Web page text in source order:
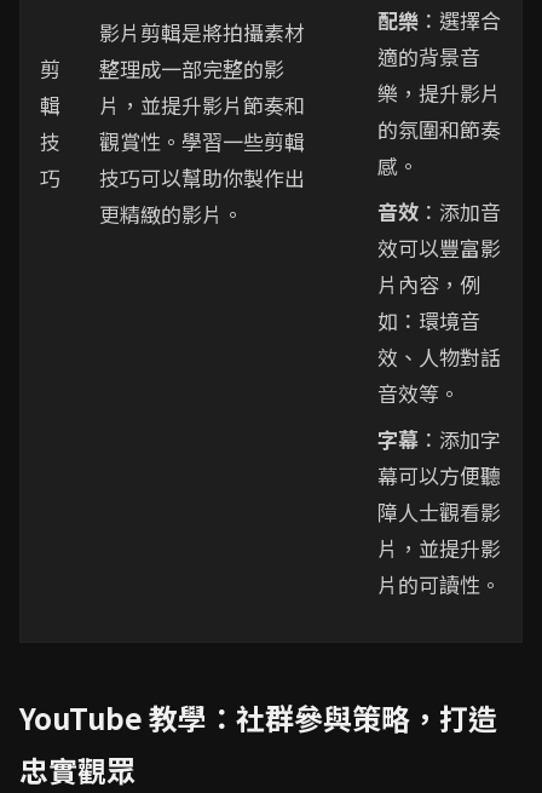
剪
輯
技
巧
影片剪輯是將拍攝素材
整理成一部完整的影
片，並提升影片節奏和
觀賞性。學習一些剪輯
技巧可以幫助你製作出
更精緻的影片。
配樂 ：選擇合
適的背景音
樂，提升影片
的氛圍和節奏
感。
音效 ：添加音
效可以豐富影
片內容，例
如：環境音
效、人物對話
音效等。
字幕 ：添加字
幕可以方便聽
障人士觀看影
片，並提升影
片的可讀性。
YouTube 教學：社群參與策略，打造
忠實觀眾